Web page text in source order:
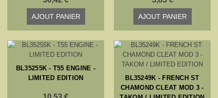
AJOUT PANIER AJOUT PANIER
BL35255K - T55 ENGINE -
LIMITED EDITION
BL35249K - FRENCH ST
CHAMOND CLEAT MOD 3 -